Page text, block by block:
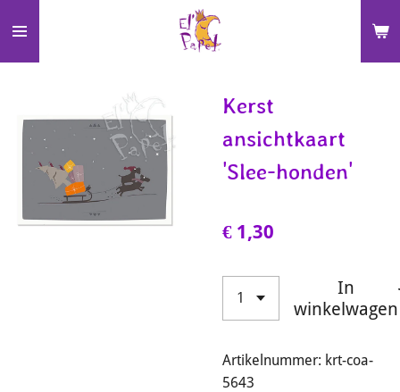
direct
naar
Kerst
ansichtkaart
'Slee-honden'
€ 1,30
In
winkelwagen
Artikelnummer: krt-coa-
5643